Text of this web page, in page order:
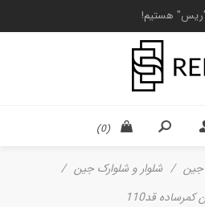
هستیم!
(0)
جین / شلوار و شلوارک جین /
قد110